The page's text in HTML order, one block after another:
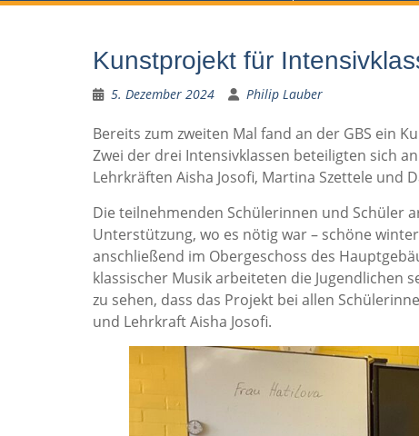
Kunstprojekt für
5. Dezember 2024 Philip Lauber
Bereits zum zweiten Mal fand an der GBS ein
Zwei der drei Intensivklassen beteiligten sich
Lehrkräften Aisha Josofi, Martina Szettele und
Die teilnehmenden Schülerinnen und Schüler
Unterstützung, wo es nötig war – schöne
anschließend im Obergeschoss des
klassischer Musik arbeiteten die Jugendlichen
zu sehen, dass das Projekt bei allen
und Lehrkraft Aisha Josofi.